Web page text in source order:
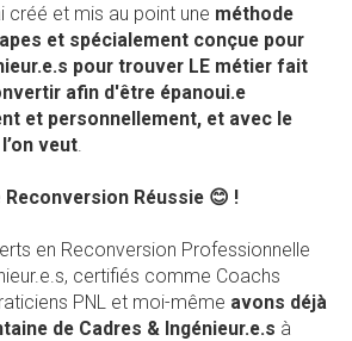
créé et mis au point une méthode
et spécialement conçue pour
pour trouver LE métier fait
afin d'être épanoui.e
et personnellement, et avec le
veut.
Reconversion Réussie 😊 !
en Reconversion Professionnelle
certifiés comme Coachs
PNL et moi-même avons déjà
de Cadres & Ingénieur.e.s à